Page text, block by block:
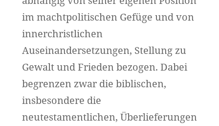
im machtpolitischen Gefüge und von
innerchristlichen
Auseinandersetzungen, Stellung zu
Gewalt und Frieden bezogen. Dabei
begrenzen zwar die biblischen,
insbesondere die
neutestamentlichen, Überlieferungen